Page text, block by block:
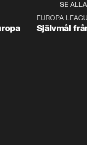
SE ALLA
EUROPA
Självmål